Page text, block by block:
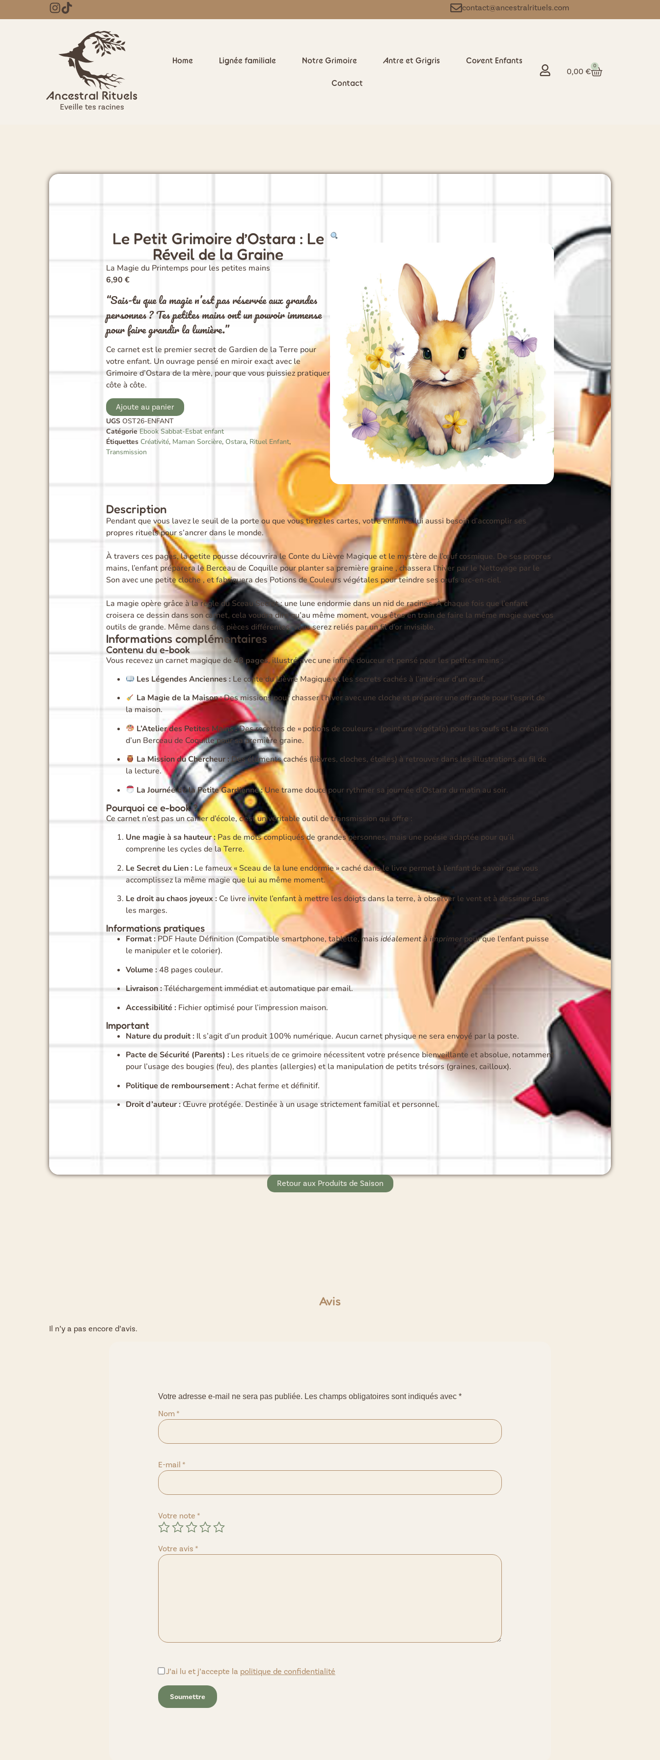
contact@ancestralrituels.com
Ancestral Rituels
Eveille tes racines
Home Lignée familiale Notre Grimoire Antre et Grigris Covent Enfants
Contact
0,00 €
0
Le Petit Grimoire d’Ostara : Le
Réveil de la Graine
La Magie du Printemps pour les petites mains
6,90 €
“Sais-tu que la magie n’est pas réservée aux grandes
personnes ? Tes petites mains ont un pouvoir immense
pour faire grandir la lumière.”
Ce carnet est le premier secret de Gardien de la Terre pour
votre enfant. Un ouvrage pensé en miroir exact avec le
Grimoire d’Ostara de la mère, pour que vous puissiez pratiquer
côte à côte.
Ajoute au panier
UGS OST26-ENFANT
Catégorie Ebook Sabbat-Esbat enfant
Étiquettes Créativité, Maman Sorcière, Ostara, Rituel Enfant,
Transmission
Description
Pendant que vous lavez le seuil de la porte ou que vous tirez les cartes, votre enfant a lui aussi besoin d’accomplir ses
propres rituels pour s’ancrer dans le monde.
À travers ces pages, la petite pousse découvrira le Conte du Lièvre Magique et le mystère de l’œuf cosmique. De ses propres
mains, l’enfant préparera le Berceau de Coquille pour planter sa première graine , chassera l’hiver par le Nettoyage par le
Son avec une petite cloche, et fabriquera des Potions de Couleurs végétales pour teindre ses œufs arc-en-ciel.
La magie opère grâce à la règle du Sceau Secret : une lune endormie dans un nid de racines.À chaque fois que l’enfant
croisera ce dessin dans son carnet, cela voudra dire qu’au même moment, vous êtes en train de faire la même magie avec vos
outils de grande. Même dans des pièces différentes, vous serez reliés par un fil d’or invisible.
Informations complémentaires
Contenu du e-book
Vous recevez un carnet magique de48 pages, illustré avec une infinie douceur et pensé pour les petites mains :
Les Légendes Anciennes : Le conte du Lièvre Magique et les secrets cachés à l’intérieur d’un œuf.
La Magie de la Maison :Des missions pour chasser l’hiver avec une cloche et préparer une offrande pour l’esprit de
la maison.
L’Atelier des Petites Mains :Des recettes de « potions de couleurs » (peinture végétale) pour les œufs et la création
d’un Berceau de Coquille pour sa première graine.
La Mission du Chercheur :Des éléments cachés (lièvres, cloches, étoiles) à retrouver dans les illustrations au fil de
la lecture.
La Journée de la Petite Gardienne :Une trame douce pour rythmer sa journée d’Ostara du matin au soir.
Pourquoi ce e-book ?
Ce carnet n’est pas un cahier d’école, c’est un véritable outil de transmission qui offre :
Une magie à sa hauteur :Pas de mots compliqués de grandes personnes, mais une poésie adaptée pour qu’il
comprenne les cycles de la Terre.
Le Secret du Lien : Le fameux « Sceau de la lune endormie » caché dans le livre permet à l’enfant de savoir que vous
accomplissez la même magie que lui au même moment.
Le droit au chaos joyeux : Ce livre invite l’enfant à mettre les doigts dans la terre, à observer le vent et à dessiner dans
les marges.
Informations pratiques
Format : PDF Haute Définition (Compatible smartphone, tablette, mais idéalement à imprimer pour que l’enfant puisse
le manipuler et le colorier).
Volume :48 pages couleur.
Livraison :Téléchargement immédiat et automatique par email.
Accessibilité : Fichier optimisé pour l’impression maison.
Important
Nature du produit : Il s’agit d’un produit 100% numérique. Aucun carnet physique ne sera envoyé par la poste.
Pacte de Sécurité (Parents) : Les rituels de ce grimoire nécessitent votre présence bienveillante et absolue, notamment
pour l’usage des bougies (feu), des plantes (allergies) et la manipulation de petits trésors (graines, cailloux).
Politique de remboursement :Achat ferme et définitif.
Droit d’auteur : Œuvre protégée. Destinée à un usage strictement familial et personnel.
Retour aux Produits de Saison
Avis
Il n’y a pas encore d’avis.
Votre adresse e-mail ne sera pas publiée. Les champs obligatoires sont indiqués avec *
Nom *
E-mail *
Votre note *
Votre avis *
J’ai lu et j’accepte la politique de confidentialité